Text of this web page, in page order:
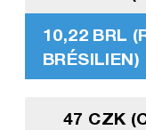
10,22 BRL
BRÉSILIEN)
47 CZK